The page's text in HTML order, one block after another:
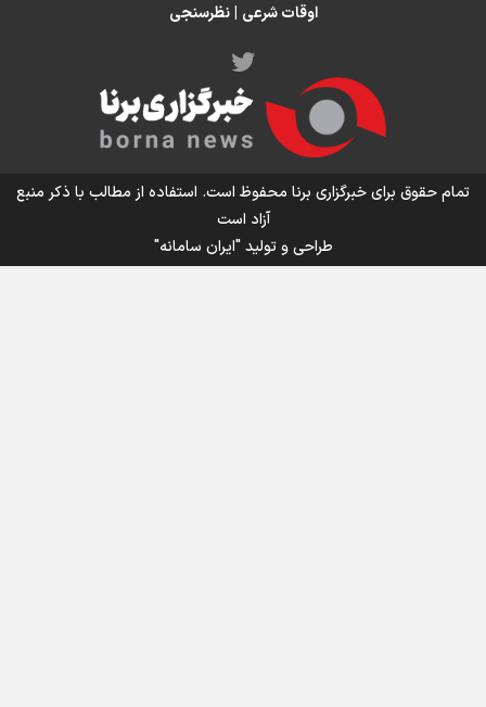
اینفو برنا / توصیه‌هایی طلایی برای پیاده روی اربعین
اوقات شرعی | نظرسنجی
تمام حقوق برای خبرگزاری برنا محفوظ است. استفاده از مطالب با ذکر منبع
آزاد است
طراحی و تولید"ایران سامانه"